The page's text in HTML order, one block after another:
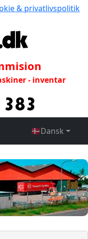
& privatlivspolitik
- inventar
🇩🇰Dansk